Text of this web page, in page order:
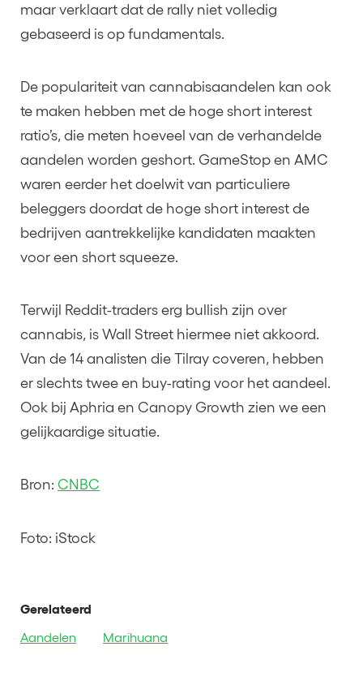
maar verklaart dat de rally niet volledig
gebaseerd is op fundamentals.
De populariteit van cannabisaandelen kan ook
te maken hebben met de hoge short interest
ratio’s, die meten hoeveel van de verhandelde
aandelen worden geshort. GameStop en AMC
waren eerder het doelwit van particuliere
beleggers doordat de hoge short interest de
bedrijven aantrekkelijke kandidaten maakten
voor een short squeeze.
Terwijl Reddit-traders erg bullish zijn over
cannabis, is Wall Street hiermee niet akkoord.
Van de 14 analisten die Tilray coveren, hebben
er slechts twee en buy-rating voor het aandeel.
Ook bij Aphria en Canopy Growth zien we een
gelijkaardige situatie.
Bron: CNBC
Foto: iStock
Gerelateerd
Aandelen
Marihuana